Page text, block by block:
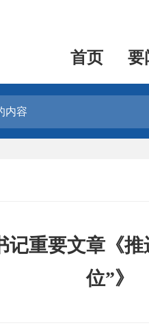
首页 要
记重要文章《
位”》